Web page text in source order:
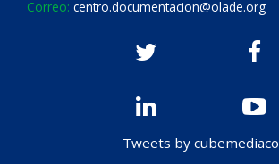
Correo: centro.documentacion@olade.org
Tweets by cubemediaco